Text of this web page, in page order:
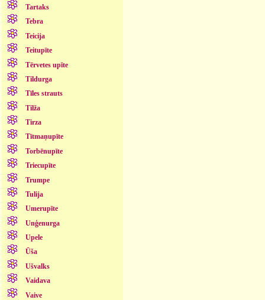
Tartaks
Tebra
Teicija
Teitupīte
Tērvetes upīte
Tildurga
Tīles strauts
Tilža
Tirza
Tītmaņupīte
Torbēnupīte
Triecupīte
Trumpe
Tulija
Umerupīte
Unģenurga
Upele
Ūša
Ušvalks
Vaidava
Vaive